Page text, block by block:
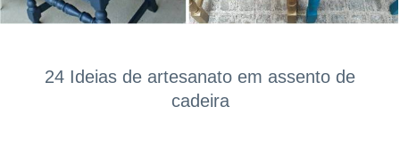
24 Ideias de artesanato em assento de
cadeira